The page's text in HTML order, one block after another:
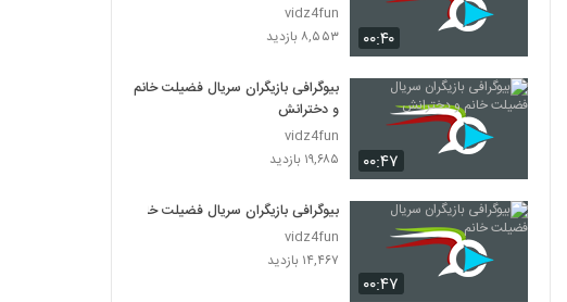
۰۰:۴۰
vidz4fun
۸,۵۵۳ بازدید
۰۰:۴۷
بیوگرافی بازیگران سریال فضیلت خانم
و دخترانش
vidz4fun
۱۹,۶۸۵ بازدید
۰۰:۴۷
بیوگرافی بازیگران سریال فضیلت خانم
vidz4fun
۱۴,۴۶۷ بازدید